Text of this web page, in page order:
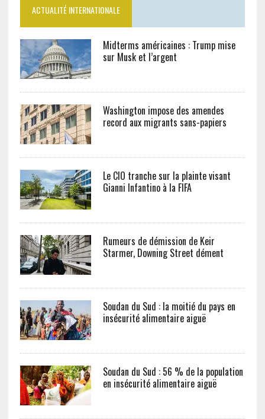
ACTUALITÉ INTERNATIONALE
Midterms américaines : Trump mise
sur Musk et l’argent
Washington impose des amendes
record aux migrants sans-papiers
Le CIO tranche sur la plainte visant
Gianni Infantino à la FIFA
Rumeurs de démission de Keir
Starmer, Downing Street dément
Soudan du Sud : la moitié du pays en
insécurité alimentaire aiguë
Soudan du Sud : 56 % de la population
en insécurité alimentaire aiguë